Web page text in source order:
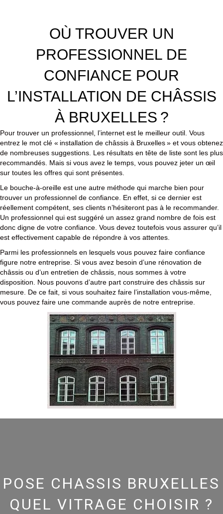
OÙ TROUVER UN
PROFESSIONNEL DE
CONFIANCE POUR
L’INSTALLATION DE CHÂSSIS
À BRUXELLES ?
Pour trouver un professionnel, l’internet est le meilleur outil. Vous
entrez le mot clé « installation de châssis à Bruxelles » et vous obtenez
de nombreuses suggestions. Les résultats en tête de liste sont les plus
recommandés. Mais si vous avez le temps, vous pouvez jeter un œil
sur toutes les offres qui sont présentes.
Le bouche-à-oreille est une autre méthode qui marche bien pour
trouver un professionnel de confiance. En effet, si ce dernier est
réellement compétent, ses clients n’hésiteront pas à le recommander.
Un professionnel qui est suggéré un assez grand nombre de fois est
donc digne de votre confiance. Vous devez toutefois vous assurer qu’il
est effectivement capable de répondre à vos attentes.
Parmi les professionnels en lesquels vous pouvez faire confiance
figure notre entreprise. Si vous avez besoin d’une rénovation de
châssis ou d’un entretien de châssis, nous sommes à votre
disposition. Nous pouvons d’autre part construire des châssis sur
mesure. De ce fait, si vous souhaitez faire l’installation vous-même,
vous pouvez faire une commande auprès de notre entreprise.
POSE CHASSIS BRUXELLES
QUEL VITRAGE CHOISIR ?